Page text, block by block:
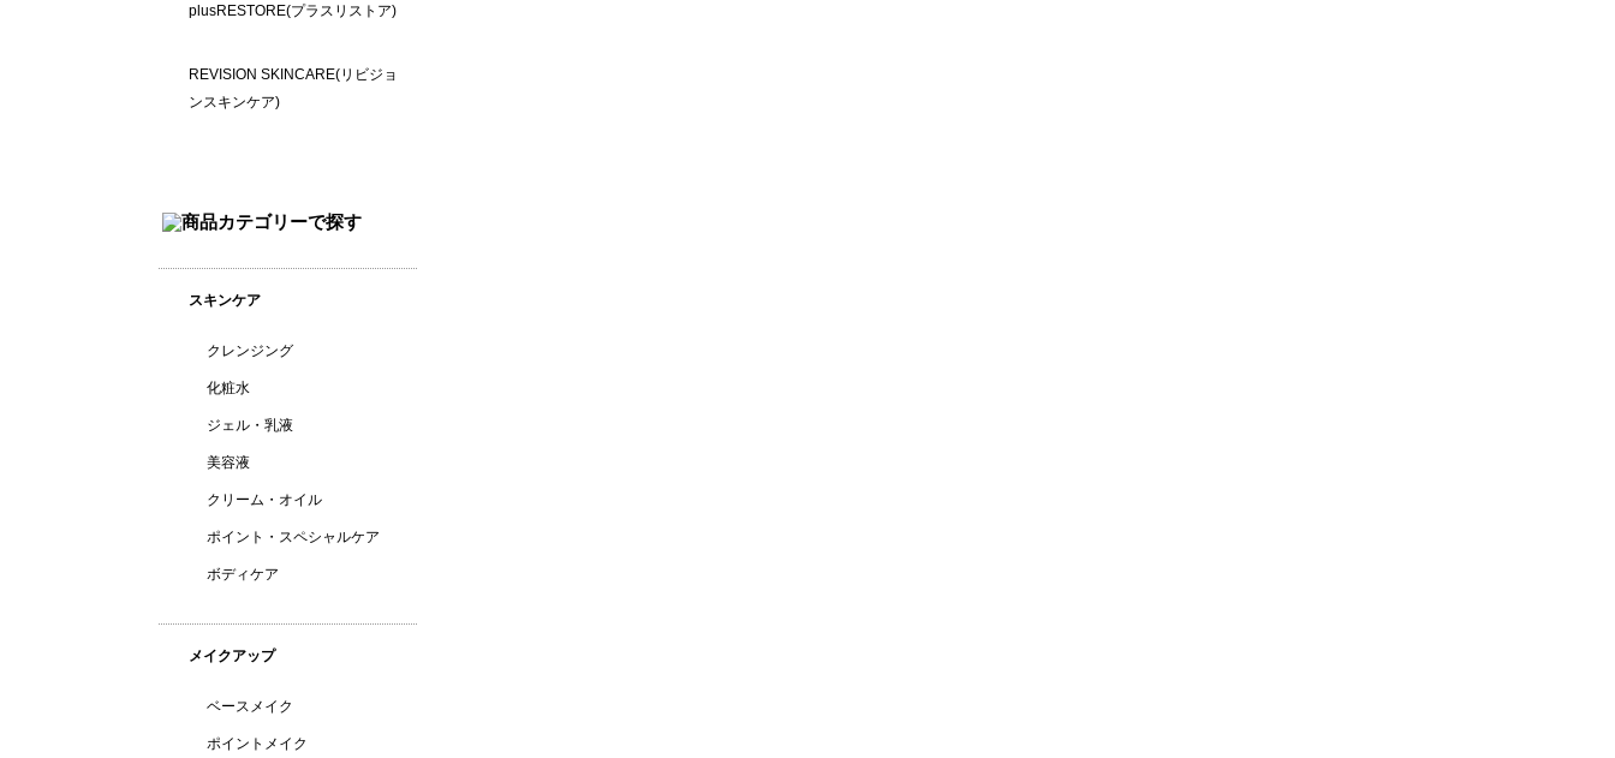
plusRESTORE(プラスリストア)
REVISION SKINCARE(リビジョ
ンスキンケア)
スキンケア
クレンジング
化粧水
ジェル・乳液
美容液
クリーム・オイル
ポイント・スペシャルケア
ボディケア
メイクアップ
ベースメイク
ポイントメイク